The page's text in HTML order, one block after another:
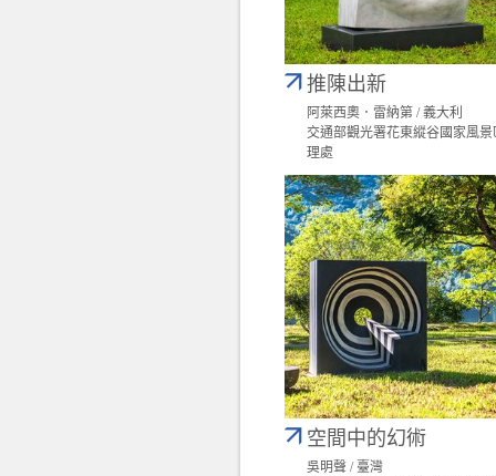
推陳出新
阿萊西奧．雷納第 / 義大利
交通部觀光署花東縱谷國家風景
理處
空間中的幻術
吳明聲 / 臺灣